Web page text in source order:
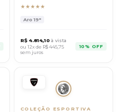
★★★★★
Aro19"
R$ 4.814,10 à vista
ou 12x de R$445,75
sem juros
10% OFF
COLEÇÃO ESPORTIVA